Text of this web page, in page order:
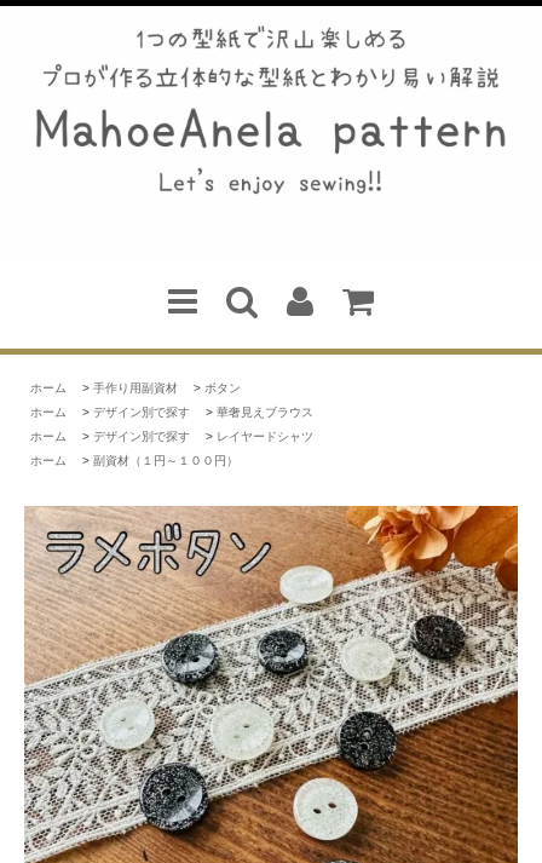
ホーム > 手作り用副資材 > ボタン
ホーム
> デザイン別で探す > 華奢見えブラウス
ホーム
> デザイン別で探す > レイヤードシャツ
ホーム
> 副資材（１円～１００円）